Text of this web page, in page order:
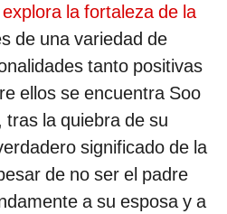
la fortaleza de la
de una variedad de
tanto positivas
ellos se encuentra Soo
la quiebra de su
significado de la
de no ser el padre
a su esposa y a